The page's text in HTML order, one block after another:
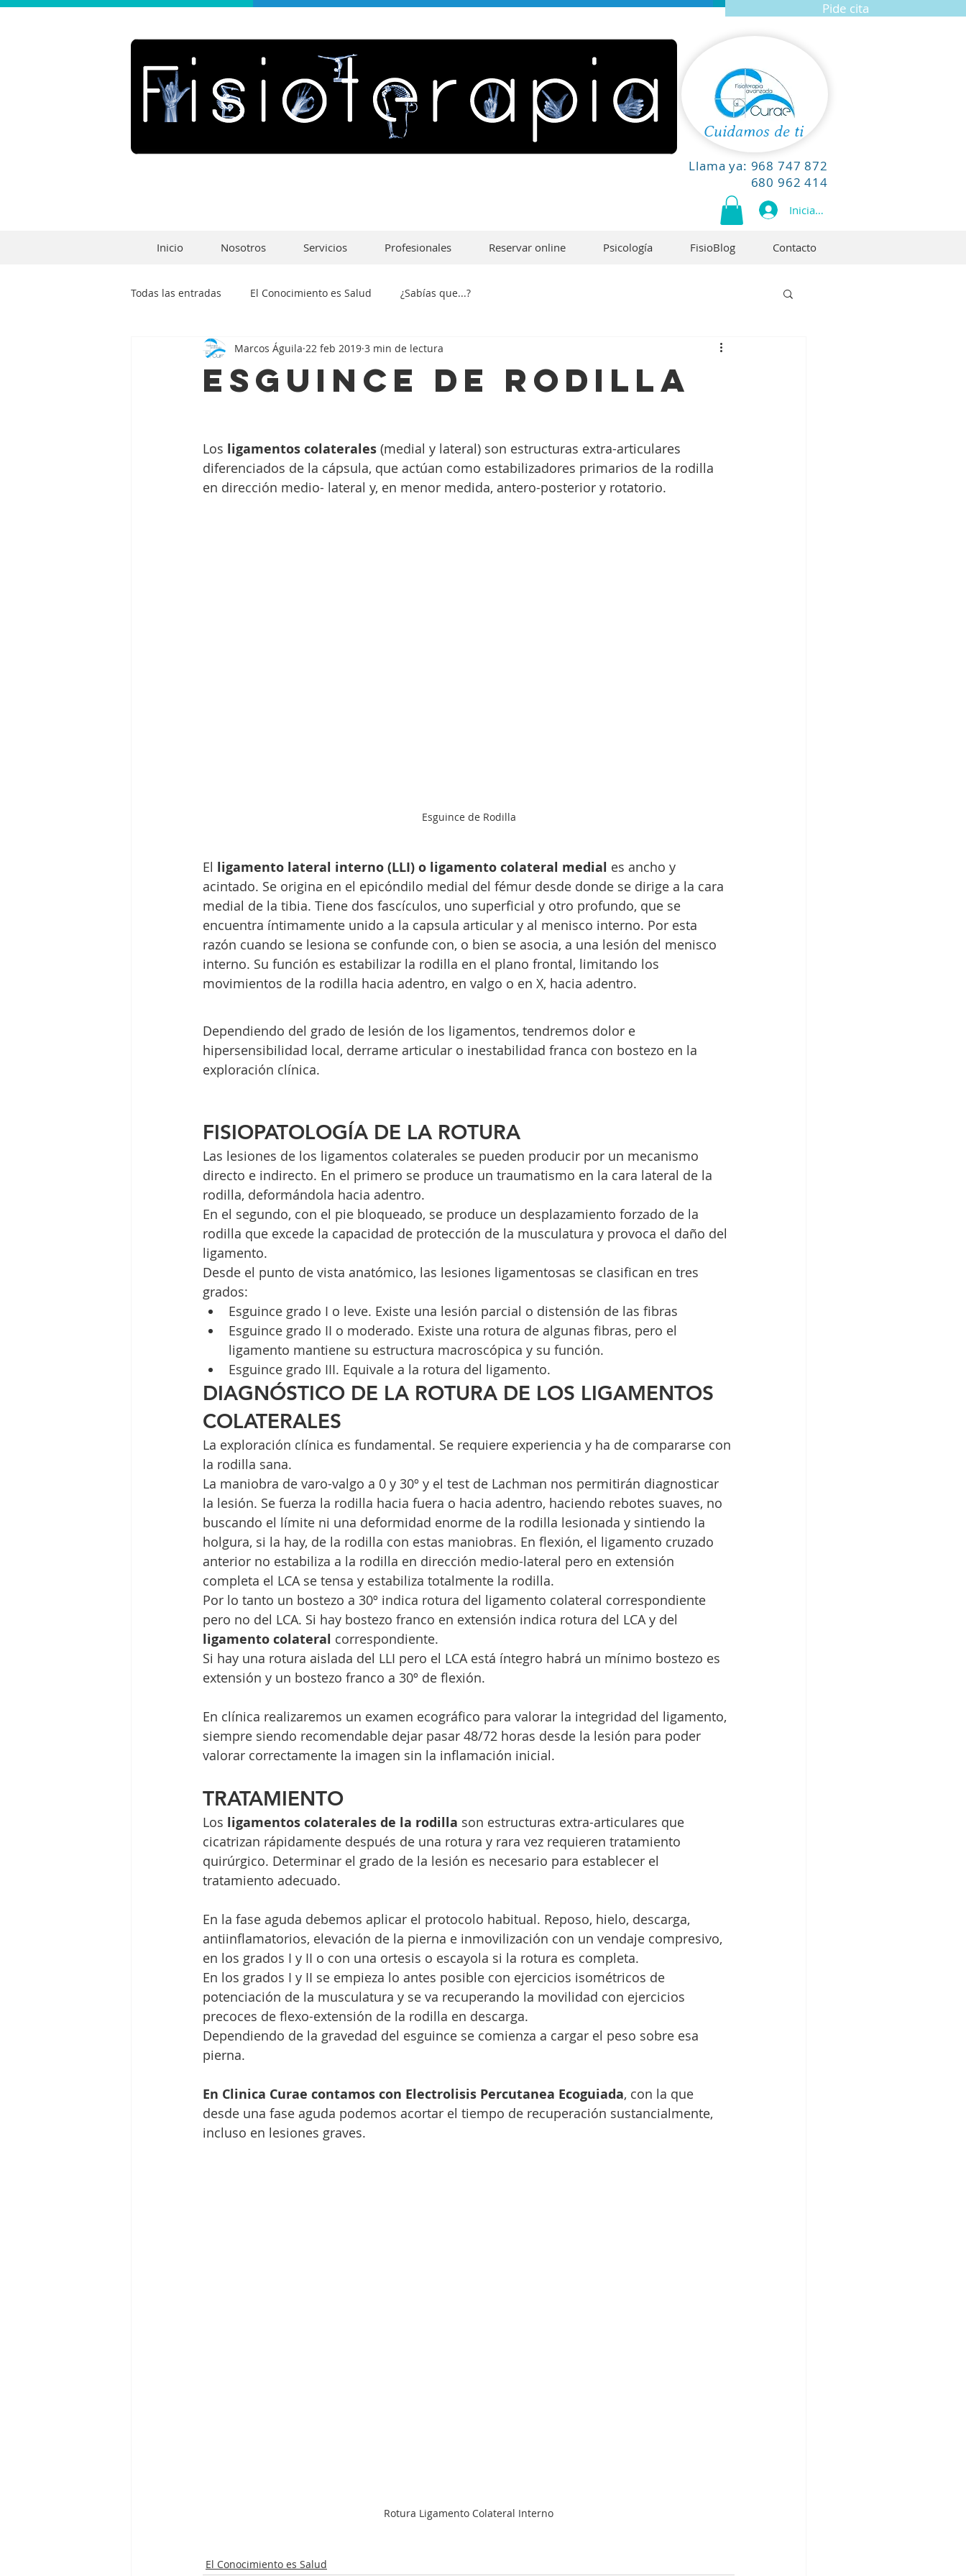
Pide cita
Cuidamos de ti
Llama ya: 968 747 872
680 962 414
Iniciar sesión
Inicio Nosotros Servicios Profesionales Reservar online Psicología FisioBlog Contacto
Todas las entradas El Conocimiento es Salud ¿Sabías que...?
Esguince de rodilla
Marcos Águila 22 feb 2019 3 min de lectura
Los ligamentos colaterales (medial y lateral) son estructuras extra-articulares
diferenciados de la cápsula, que actúan como estabilizadores primarios de la rodilla
en dirección medio- lateral y, en menor medida, antero-posterior y rotatorio.
Esguince de Rodilla
El ligamento lateral interno (LLI) o ligamento colateral medial es ancho y
acintado. Se origina en el epicóndilo medial del fémur desde donde se dirige a la cara
medial de la tibia. Tiene dos fascículos, uno superficial y otro profundo, que se
encuentra íntimamente unido a la capsula articular y al menisco interno. Por esta
razón cuando se lesiona se confunde con, o bien se asocia, a una lesión del menisco
interno. Su función es estabilizar la rodilla en el plano frontal, limitando los
movimientos de la rodilla hacia adentro, en valgo o en X, hacia adentro.
Dependiendo del grado de lesión de los ligamentos, tendremos dolor e
hipersensibilidad local, derrame articular o inestabilidad franca con bostezo en la
exploración clínica.
FISIOPATOLOGÍA DE LA ROTURA
Las lesiones de los ligamentos colaterales se pueden producir por un mecanismo
directo e indirecto. En el primero se produce un traumatismo en la cara lateral de la
rodilla, deformándola hacia adentro.
En el segundo, con el pie bloqueado, se produce un desplazamiento forzado de la
rodilla que excede la capacidad de protección de la musculatura y provoca el daño del
ligamento.
Desde el punto de vista anatómico, las lesiones ligamentosas se clasifican en tres
grados:
Esguince grado I o leve. Existe una lesión parcial o distensión de las fibras
Esguince grado II o moderado. Existe una rotura de algunas fibras, pero el
ligamento mantiene su estructura macroscópica y su función.
Esguince grado III. Equivale a la rotura del ligamento.
DIAGNÓSTICO DE LA ROTURA DE LOS LIGAMENTOS
COLATERALES
La exploración clínica es fundamental. Se requiere experiencia y ha de compararse con
la rodilla sana.
La maniobra de varo-valgo a 0 y 30º y el test de Lachman nos permitirán diagnosticar
la lesión. Se fuerza la rodilla hacia fuera o hacia adentro, haciendo rebotes suaves, no
buscando el límite ni una deformidad enorme de la rodilla lesionada y sintiendo la
holgura, si la hay, de la rodilla con estas maniobras. En flexión, el ligamento cruzado
anterior no estabiliza a la rodilla en dirección medio-lateral pero en extensión
completa el LCA se tensa y estabiliza totalmente la rodilla.
Por lo tanto un bostezo a 30º indica rotura del ligamento colateral correspondiente
pero no del LCA. Si hay bostezo franco en extensión indica rotura del LCA y del
ligamento colateral correspondiente.
Si hay una rotura aislada del LLI pero el LCA está íntegro habrá un mínimo bostezo es
extensión y un bostezo franco a 30º de flexión.
En clínica realizaremos un examen ecográfico para valorar la integridad del ligamento,
siempre siendo recomendable dejar pasar 48/72 horas desde la lesión para poder
valorar correctamente la imagen sin la inflamación inicial.
TRATAMIENTO
Los ligamentos colaterales de la rodilla son estructuras extra-articulares que
cicatrizan rápidamente después de una rotura y rara vez requieren tratamiento
quirúrgico. Determinar el grado de la lesión es necesario para establecer el
tratamiento adecuado.
En la fase aguda debemos aplicar el protocolo habitual. Reposo, hielo, descarga,
antiinflamatorios, elevación de la pierna e inmovilización con un vendaje compresivo,
en los grados I y II o con una ortesis o escayola si la rotura es completa.
En los grados I y II se empieza lo antes posible con ejercicios isométricos de
potenciación de la musculatura y se va recuperando la movilidad con ejercicios
precoces de flexo-extensión de la rodilla en descarga.
Dependiendo de la gravedad del esguince se comienza a cargar el peso sobre esa
pierna.
En Clinica Curae contamos con Electrolisis Percutanea Ecoguiada, con la que
desde una fase aguda podemos acortar el tiempo de recuperación sustancialmente,
incluso en lesiones graves.
Rotura Ligamento Colateral Interno
El Conocimiento es Salud